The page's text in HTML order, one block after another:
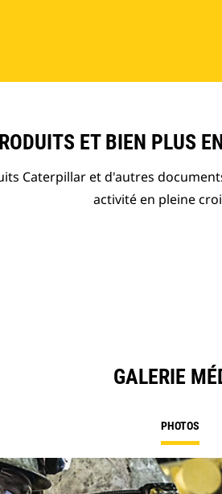
ET BIEN PLUS
Caterpillar et d'autres
activité en pleine
GALERIE
PHOTOS